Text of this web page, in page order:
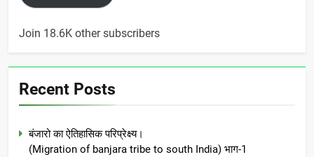
Join 18.6K other subscribers
Recent Posts
बंजारो का ऐतिहासिक परिप्रेक्ष्य।
(Migration of banjara tribe to south India) भाग-1